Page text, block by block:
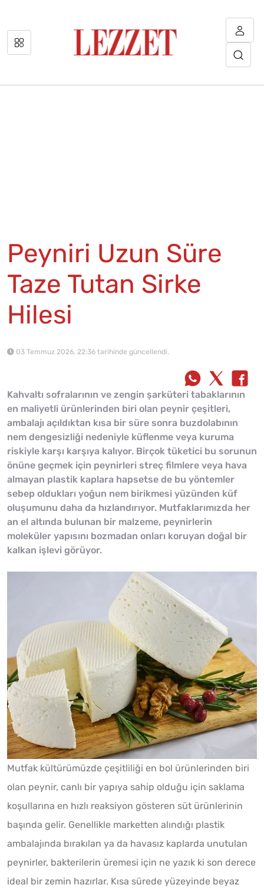
Peyniri Uzun Süre
Taze Tutan Sirke
Hilesi
03 Temmuz 2026, 22:36 tarihinde güncellendi.
Kahvaltı sofralarının ve zengin şarküteri tabaklarının
en maliyetli ürünlerinden biri olan peynir çeşitleri,
ambalajı açıldıktan kısa bir süre sonra buzdolabının
nem dengesizliği nedeniyle küflenme veya kuruma
riskiyle karşı karşıya kalıyor. Birçok tüketici bu sorunun
önüne geçmek için peynirleri streç filmlere veya hava
almayan plastik kaplara hapsetse de bu yöntemler
sebep oldukları yoğun nem birikmesi yüzünden küf
oluşumunu daha da hızlandırıyor. Mutfaklarımızda her
an el altında bulunan bir malzeme, peynirlerin
moleküler yapısını bozmadan onları koruyan doğal bir
kalkan işlevi görüyor.
Mutfak kültürümüzde çeşitliliği en bol ürünlerinden biri
olan peynir, canlı bir yapıya sahip olduğu için saklama
koşullarına en hızlı reaksiyon gösteren süt ürünlerinin
başında gelir. Genellikle marketten alındığı plastik
ambalajında bırakılan ya da havasız kaplarda unutulan
peynirler, bakterilerin üremesi için ne yazık ki son derece
ideal bir zemin hazırlar. Kısa sürede yüzeyinde beyaz